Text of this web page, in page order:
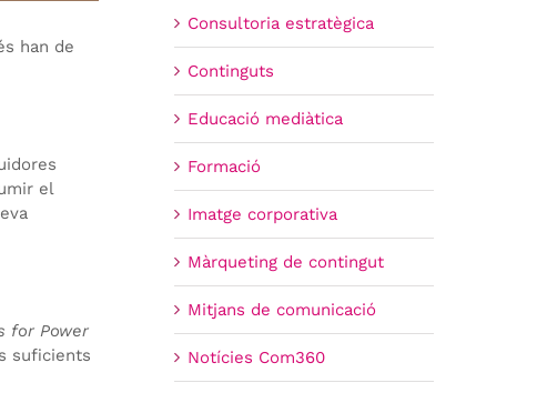
han de
el
for Power
suficients
Consultoria estratègica
Continguts
Educació mediàtica
Formació
Imatge corporativa
Màrqueting de contingut
Mitjans de comunicació
Notícies Com360